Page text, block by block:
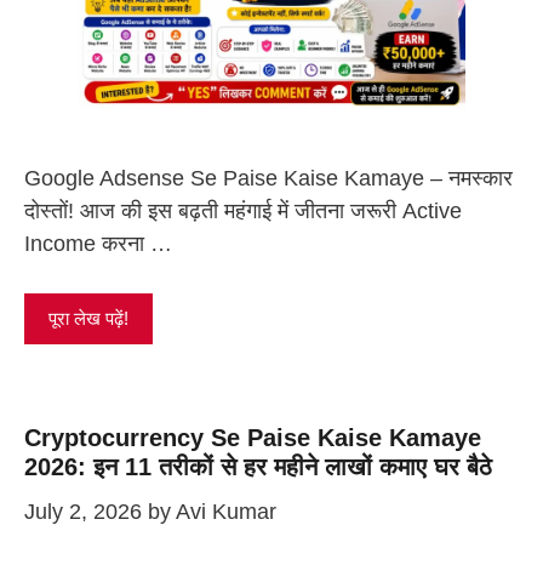
Google Adsense Se Paise Kaise Kamaye – नमस्कार
दोस्तों! आज की इस बढ़ती महंगाई में जीतना जरूरी Active
Income करना …
पूरा लेख पढ़ें!
Cryptocurrency Se Paise Kaise Kamaye
2026: इन 11 तरीकों से हर महीने लाखों कमाए घर बैठे
July 2, 2026 by Avi Kumar